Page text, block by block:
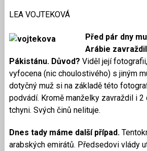
LEA VOJTEKOVÁ
Před pár dny
Arábie
Pákistánu. Důvod? Viděl její
vyfocena (nic choulostivého) s jiným
dotyčný muž si na základě této
podvádí. Kromě manželky zavraždil i 2
tchyni. Svých činů nelituje.
Dnes tady máme další případ.
arabských emirátů. Předsedovi vlády